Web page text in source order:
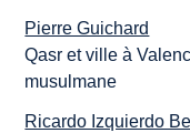
Pierre Guichard
Qasr et ville à
musulmane
Ricardo Izquierdo